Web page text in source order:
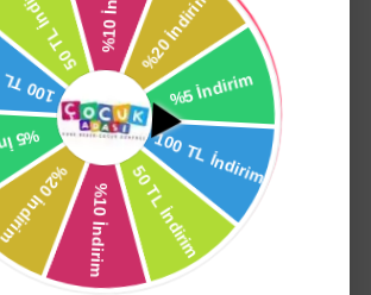
Milkway
Milkway Cleanose Kids Yedek
Temizleme Tuzu Stick 3lu
₺ 99.00